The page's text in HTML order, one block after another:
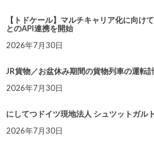
【トドケール】マルチキャリア化に向け
とのAPI連携を開始
2026年7月30日
JR貨物／お盆休み期間の貨物列車の運転
2026年7月30日
にしてつドイツ現地法人 シュツットガル
2026年7月30日